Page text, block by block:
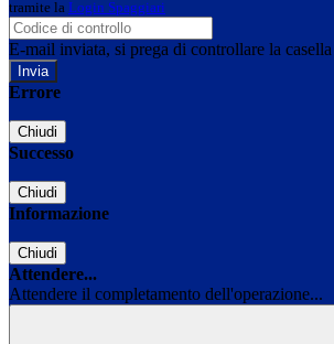
tramite la Login Spaggiari
E-mail inviata, si prega di controllare la
Errore
Chiudi
Successo
Chiudi
Informazione
Chiudi
Attendere...
Attendere il completamento dell'operazione...